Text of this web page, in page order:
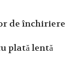
de închiriere
plată lentă